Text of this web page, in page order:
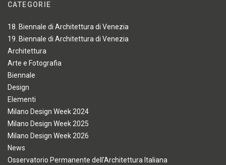
CATEGORIE
18. Biennale di Architettura di Venezia
19. Biennale di Architettura di Venezia
Architettura
Arte e Fotografia
Biennale
Design
Elementi
Milano Design Week 2024
Milano Design Week 2025
Milano Design Week 2026
News
Osservatorio Permanente dell'Architettura Italiana